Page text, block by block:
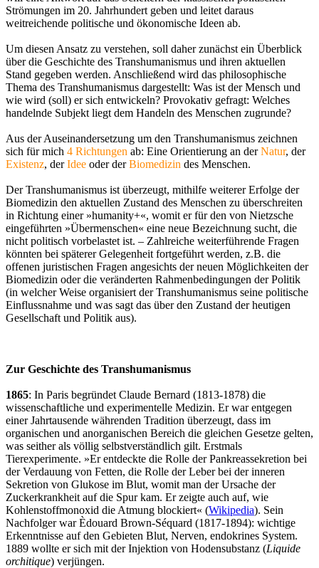
Strömungen im 20. Jahrhundert geben und leitet daraus
weitreichende politische und ökonomische Ideen ab.
Um diesen Ansatz zu verstehen, soll daher zunächst ein Überblick
über die Geschichte des Transhumanismus und ihren aktuellen
Stand gegeben werden. Anschließend wird das philosophische
Thema des Transhumanismus dargestellt: Was ist der Mensch und
wie wird (soll) er sich entwickeln? Provokativ gefragt: Welches
handelnde Subjekt liegt dem Handeln des Menschen zugrunde?
Aus der Auseinandersetzung um den Transhumanismus zeichnen
sich für mich 4 Richtungen ab: Eine Orientierung an derNatur, der
Existenz, derIdee oder derBiomedizin des Menschen.
Der Transhumanismus ist überzeugt, mithilfe weiterer Erfolge der
Biomedizin den aktuellen Zustand des Menschen zu überschreiten
in Richtung einer »humanity+«, womit er für den von Nietzsche
eingeführten »Übermenschen« eine neue Bezeichnung sucht, die
nicht politisch vorbelastet ist. – Zahlreiche weiterführende Fragen
könnten bei späterer Gelegenheit fortgeführt werden, z.B. die
offenen juristischen Fragen angesichts der neuen Möglichkeiten der
Biomedizin oder die veränderten Rahmenbedingungen der Politik
(in welcher Weise organisiert der Transhumanismus seine politische
Einflussnahme und was sagt das über den Zustand der heutigen
Gesellschaft und Politik aus).
Zur Geschichte des Transhumanismus
1865: In Paris begründet Claude Bernard (1813-1878) die
wissenschaftliche und experimentelle Medizin. Er war entgegen
einer Jahrtausende währenden Tradition überzeugt, dass im
organischen und anorganischen Bereich die gleichen Gesetze gelten,
was seither als völlig selbstverständlich gilt. Erstmals
Tierexperimente. »Er entdeckte die Rolle der Pankreassekretion bei
der Verdauung von Fetten, die Rolle der Leber bei der inneren
Sekretion von Glukose im Blut, womit man der Ursache der
Zuckerkrankheit auf die Spur kam. Er zeigte auch auf, wie
Kohlenstoffmonoxid die Atmung blockiert« (Wikipedia). Sein
Nachfolger war Èdouard Brown-Séquard (1817-1894): wichtige
Erkenntnisse auf den Gebieten Blut, Nerven, endokrines System.
1889 wollte er sich mit der Injektion von Hodensubstanz (Liquide
orchitique) verjüngen.